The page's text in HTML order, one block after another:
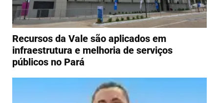
Recursos da Vale são aplicados em
infraestrutura e melhoria de serviços
públicos no Pará